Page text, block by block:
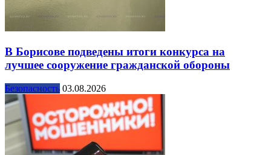
В Борисове подведены итоги конкурса на
лучшее сооружение гражданской обороны
Безопасность 03.08.2026